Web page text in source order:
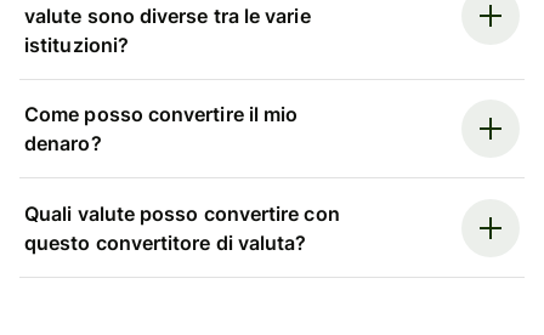
valute sono diverse tra le varie
istituzioni?
Come posso convertire il mio
denaro?
Quali valute posso convertire con
questo convertitore di valuta?